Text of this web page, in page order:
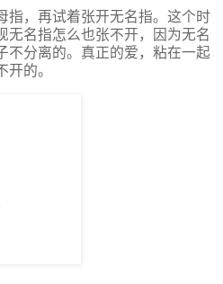
指，再试着张开无名指。这个时
无名指怎么也张不开，因为无名
不分离的。真正的爱，粘在一起
开的。